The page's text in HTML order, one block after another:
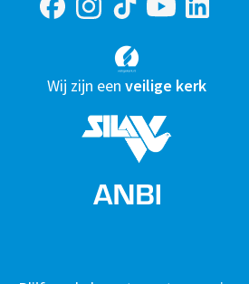
Wij zijn een veilige kerk